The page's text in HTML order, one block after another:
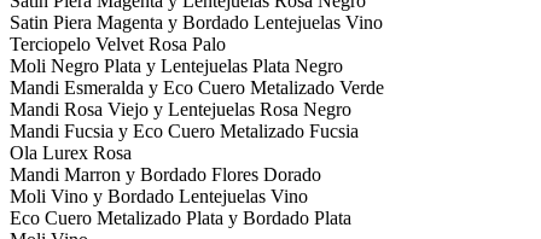
Satin Piera Magenta y Bordado Lentejuelas Vino
Terciopelo Velvet Rosa Palo
Moli Negro Plata y Lentejuelas Plata Negro
Mandi Esmeralda y Eco Cuero Metalizado Verde
Mandi Rosa Viejo y Lentejuelas Rosa Negro
Mandi Fucsia y Eco Cuero Metalizado Fucsia
Ola Lurex Rosa
Mandi Marron y Bordado Flores Dorado
Moli Vino y Bordado Lentejuelas Vino
Eco Cuero Metalizado Plata y Bordado Plata